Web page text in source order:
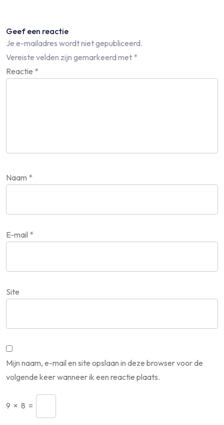
Geef een reactie
Je e-mailadres wordt niet gepubliceerd.
Vereiste velden zijn gemarkeerd met *
Reactie *
Naam *
E-mail *
Site
Mijn naam, e-mail en site opslaan in deze browser voor de
volgende keer wanneer ik een reactie plaats.
9 × 8 =